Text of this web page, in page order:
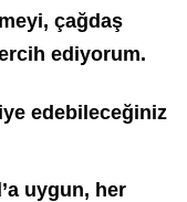
çağdaş
ediyorum.
edebileceğiniz
uygun, her